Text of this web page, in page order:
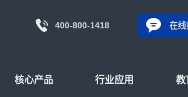
400-800-1418 在线
核心产品 行业应用 教